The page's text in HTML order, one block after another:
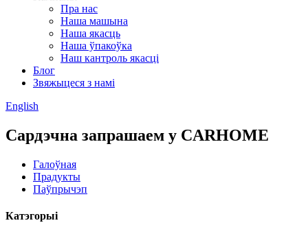
Пра нас
Наша машына
Наша якасць
Наша ўпакоўка
Наш кантроль якасці
Блог
Звяжыцеся з намі
English
Сардэчна запрашаем у CARHOME
Галоўная
Прадукты
Паўпрычэп
Катэгорыі